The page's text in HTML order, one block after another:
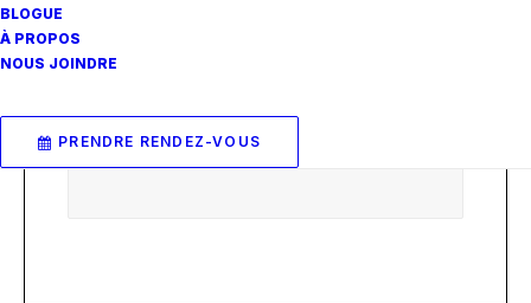
BLOGUE
À PROPOS
NOUS JOINDRE
PRENDRE RENDEZ-VOUS
SPF 50 Couleur : Golden